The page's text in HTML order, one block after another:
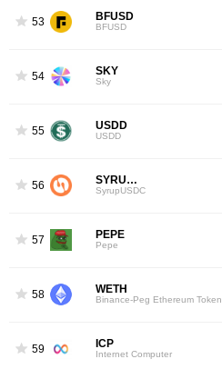
53 BFUSD
BFUSD
54 SKY
Sky
55 USDD
USDD
56 SYRUPUSDC
SyrupUSDC
57 PEPE
Pepe
58 WETH
Binance-Peg Ethereum Token
59 ICP
Internet Computer